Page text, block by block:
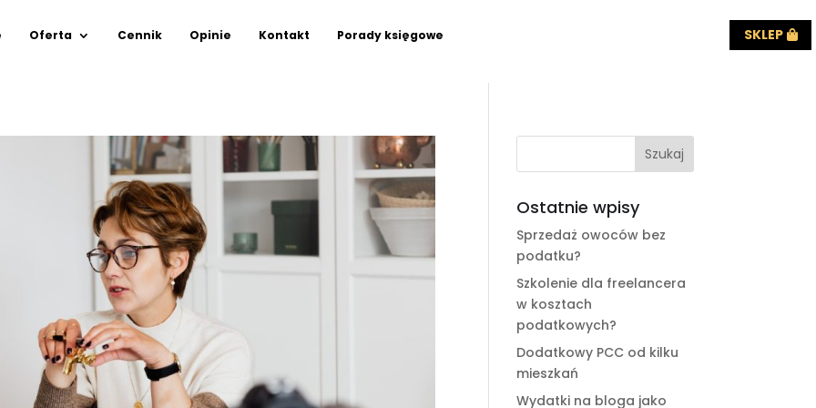
Oferta Cennik Opinie Kontakt Porady księgowe SKLEP
Ostatnie wpisy
Sprzedaż owoców bez
podatku?
Szkolenie dla freelancera
w kosztach
podatkowych?
Dodatkowy PCC od kilku
mieszkań
Wydatki na bloga jako